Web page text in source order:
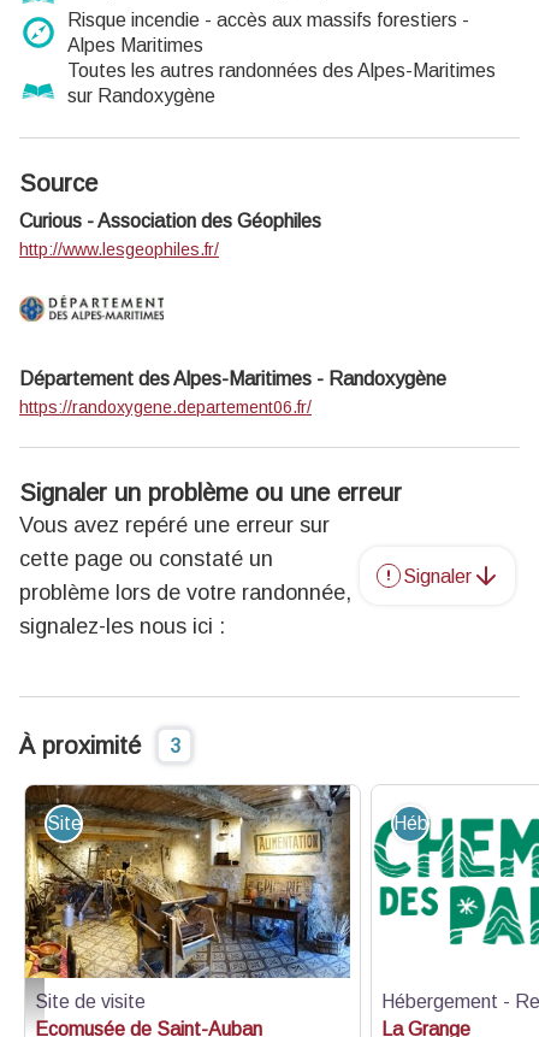
Risque incendie - accès aux massifs forestiers -
Alpes Maritimes
Toutes les autres randonnées des Alpes-Maritimes
sur Randoxygène
Source
Curious - Association des Géophiles
http://www.lesgeophiles.fr/
Département des Alpes-Maritimes - Randoxygène
https://randoxygene.departement06.fr/
Signaler un problème ou une erreur
Vous avez repéré une erreur sur
cette page ou constaté un
problème lors de votre randonnée,
signalez-les nous ici :
Signaler
À proximité 3
OTC Pays de Grasse
Site de visite
Site de visite
Ecomusée de Saint-Auban
Hébergement -
Hébergement -
La Grange